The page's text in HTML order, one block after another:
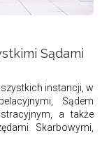
Sądami
instancji, w
Sądem
a także
Skarbowymi,